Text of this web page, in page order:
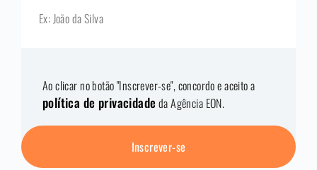
Ao clicar no botão "Inscrever-se", concordo e aceito a
política de privacidadeda Agência EON.
Inscrever-se